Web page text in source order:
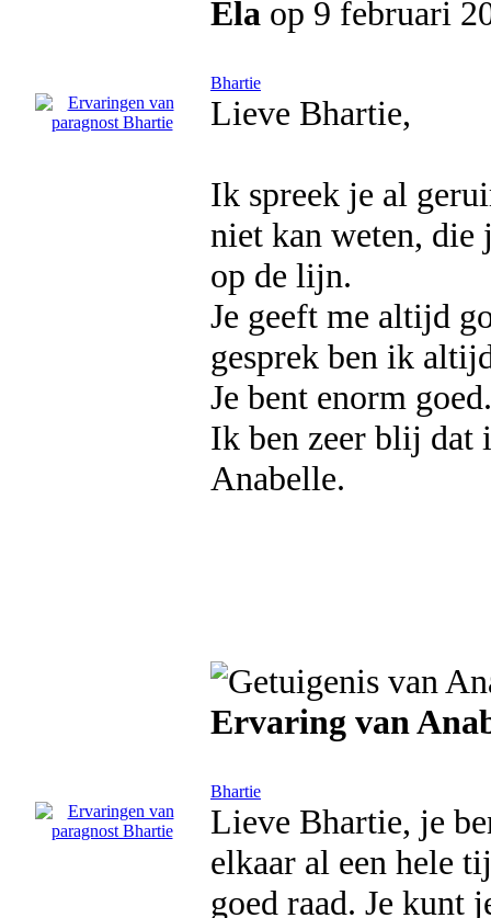
Ela op 9 februari
Bhartie
Lieve Bhartie,
Ik spreek je al
niet kan weten,
op de lijn.
Je geeft me altijd
gesprek ben ik
Je bent enorm goed.
Ik ben zeer blij dat
Anabelle.
Ervaring van
Bhartie
Lieve Bhartie, je
elkaar al een hele
goed raad. Je kunt